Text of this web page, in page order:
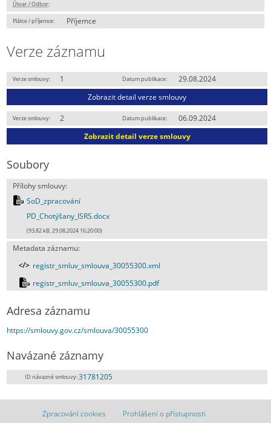
Útvar / Odbor:
Plátce / příjemce: Příjemce
Verze záznamu
Verze smlouvy: 1 Datum publikace:
29.08.2024
Zobrazit detail verze smlouvy
Verze smlouvy: 2 Datum publikace:
06.09.2024
Zobrazit detail verze smlouvy
Soubory
Přílohy smlouvy:
SoD_zpracování
PD_Chotýšany_ISRS.docx
(93.82 kB, 29.08.2024 16:20:00)
Metadata záznamu:
registr_smluv_smlouva_30055300.xml
registr_smluv_smlouva_30055300.pdf
Adresa záznamu
https://smlouvy.gov.cz/smlouva/30055300
Navázané záznamy
ID návazné smlouvy:31781205
Zpracování cookies Prohlášení o přístupnosti